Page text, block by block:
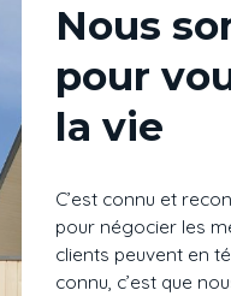
Nous
pour
la vie
C’est connu et
pour négocier les
clients peuvent en
connu, c’est que